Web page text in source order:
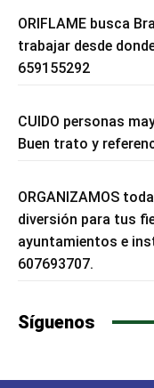
ORIFLAME busca
trabajar desde
659155292
CUIDO personas
Buen trato y
ORGANIZAMOS
diversión para tus
ayuntamientos e
607693707.
Síguenos